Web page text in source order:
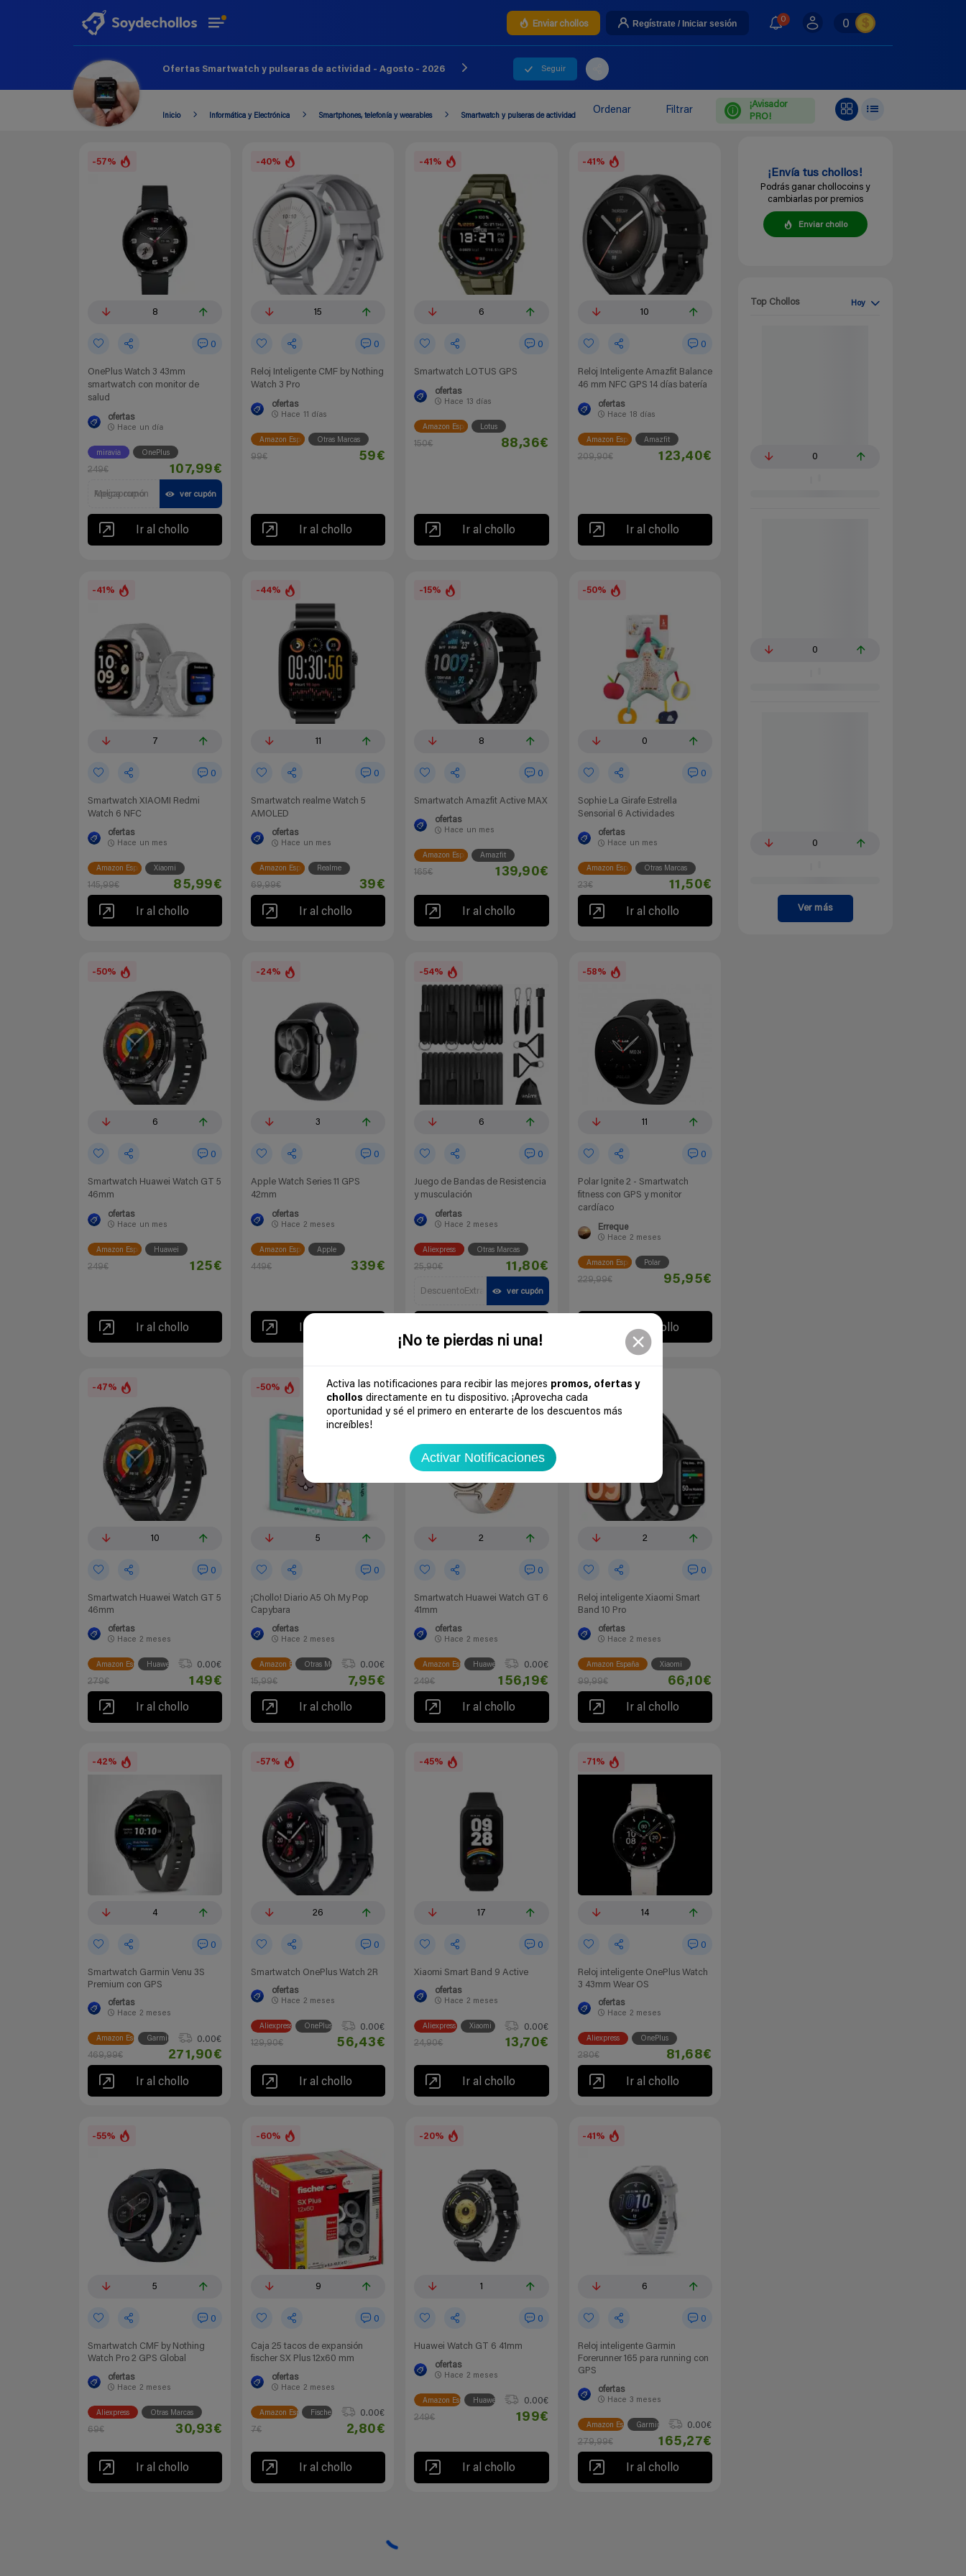
¡No te pierdas ni una!
Activa las notificaciones para recibir las mejores promos, ofertas y
chollos directamente en tu dispositivo. ¡Aprovecha cada
oportunidad y sé el primero en enterarte de los descuentos más
increíbles!
Activar Notificaciones
Enviar chollos Regístrate / Iniciar sesión 0 0
Ofertas Smartwatch y pulseras de actividad - Agosto - 2026 Seguir
Inicio Informática y Electrónica Smartphones, telefonía y wearables Smartwatch y pulseras de actividad Ordenar Filtrar
¡Avisador
PRO!
-57%
8
0
OnePlus Watch 3 43mm
smartwatch con monitor de
salud
ofertas
Hace un día
miravia OnePlus
249€ 107,99€
Aplica cupón Megapromo ver cupón
Ir al chollo
-40%
15
0
Reloj Inteligente CMF by Nothing
Watch 3 Pro
ofertas
Hace 11 días
Amazon España Otras Marcas
99€ 59€
Ir al chollo
-41%
6
0
Smartwatch LOTUS GPS
ofertas
Hace 13 días
Amazon España Lotus
150€ 88,36€
Ir al chollo
-41%
10
0
Reloj Inteligente Amazfit Balance
46 mm NFC GPS 14 días batería
ofertas
Hace 18 días
Amazon España Amazfit
209,90€ 123,40€
Ir al chollo
-41%
7
0
Smartwatch XIAOMI Redmi
Watch 6 NFC
ofertas
Hace un mes
Amazon España Xiaomi
145,99€ 85,99€
Ir al chollo
-44%
11
0
Smartwatch realme Watch 5
AMOLED
ofertas
Hace un mes
Amazon España Realme
69,99€ 39€
Ir al chollo
-15%
8
0
Smartwatch Amazfit Active MAX
ofertas
Hace un mes
Amazon España Amazfit
165€ 139,90€
Ir al chollo
-50%
0
0
Sophie La Girafe Estrella
Sensorial 6 Actividades
ofertas
Hace un mes
Amazon España Otras Marcas
23€ 11,50€
Ir al chollo
-50%
6
0
Smartwatch Huawei Watch GT 5
46mm
ofertas
Hace un mes
Amazon España Huawei
249€ 125€
Ir al chollo
-24%
3
0
Apple Watch Series 11 GPS
42mm
ofertas
Hace 2 meses
Amazon España Apple
449€ 339€
Ir al chollo
-54%
6
0
Juego de Bandas de Resistencia
y musculación
ofertas
Hace 2 meses
Aliexpress Otras Marcas
25,90€ 11,80€
DescuentoExtra ver cupón
-58%
11
0
Polar Ignite 2 - Smartwatch
fitness con GPS y monitor
cardíaco
Erreque
Hace 2 meses
Amazon España Polar
229,99€ 95,95€
Ir al chollo
-47%
10
0
Smartwatch Huawei Watch GT 5
46mm
ofertas
Hace 2 meses
Amazon EspañaHuawei
0.00€
279€
149€
Ir al chollo
-50%
5
0
¡Chollo! Diario A5 Oh My Pop
Capybara
ofertas
Hace 2 meses
Amazon EspañaOtras Marcas
0.00€
15,99€
7,95€
Ir al chollo
-37%
2
0
Smartwatch Huawei Watch GT 6
41mm
ofertas
Hace 2 meses
Amazon EspañaHuawei
0.00€
249€
156,19€
Ir al chollo
-34%
2
0
Reloj inteligente Xiaomi Smart
Band 10 Pro
ofertas
Hace 2 meses
Amazon España Xiaomi
99,99€ 66,10€
Ir al chollo
-42%
4
0
Smartwatch Garmin Venu 3S
Premium con GPS
ofertas
Hace 2 meses
Amazon EspañaGarmin
0.00€
469,99€
271,90€
Ir al chollo
-57%
26
0
Smartwatch OnePlus Watch 2R
ofertas
Hace 2 meses
Aliexpress OnePlus
0.00€
129,90€
56,43€
Ir al chollo
-45%
17
0
Xiaomi Smart Band 9 Active
ofertas
Hace 2 meses
Aliexpress Xiaomi
0.00€
24,90€
13,70€
Ir al chollo
-71%
14
0
Reloj inteligente OnePlus Watch
3 43mm Wear OS
ofertas
Hace 2 meses
Aliexpress OnePlus
280€ 81,68€
Ir al chollo
-55%
5
0
Smartwatch CMF by Nothing
Watch Pro 2 GPS Global
ofertas
Hace 2 meses
Aliexpress Otras Marcas
69€ 30,93€
Ir al chollo
-60%
9
0
Caja 25 tacos de expansión
fischer SX Plus 12x60 mm
ofertas
Hace 2 meses
Amazon EspañaFischer
0.00€
7€
2,80€
Ir al chollo
-20%
1
0
Huawei Watch GT 6 41mm
ofertas
Hace 2 meses
Amazon EspañaHuawei
0.00€
249€
199€
Ir al chollo
-41%
6
0
Reloj inteligente Garmin
Forerunner 165 para running con
GPS
ofertas
Hace 3 meses
Amazon EspañaGarmin
0.00€
279,99€
165,27€
Ir al chollo
¡Envía tus chollos!
Podrás ganar chollocoins y
cambiarlas por premios
Enviar chollo
Top Chollos Hoy
0
0
0
Ver más